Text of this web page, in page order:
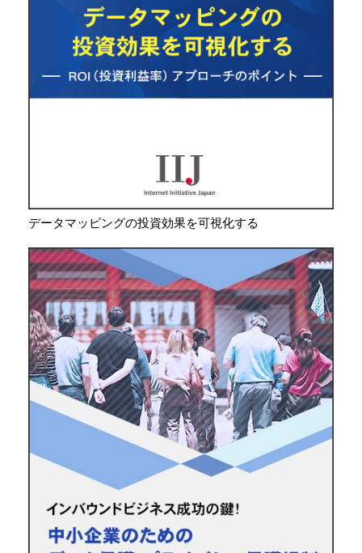
データマッピングの投資効果を可視化する